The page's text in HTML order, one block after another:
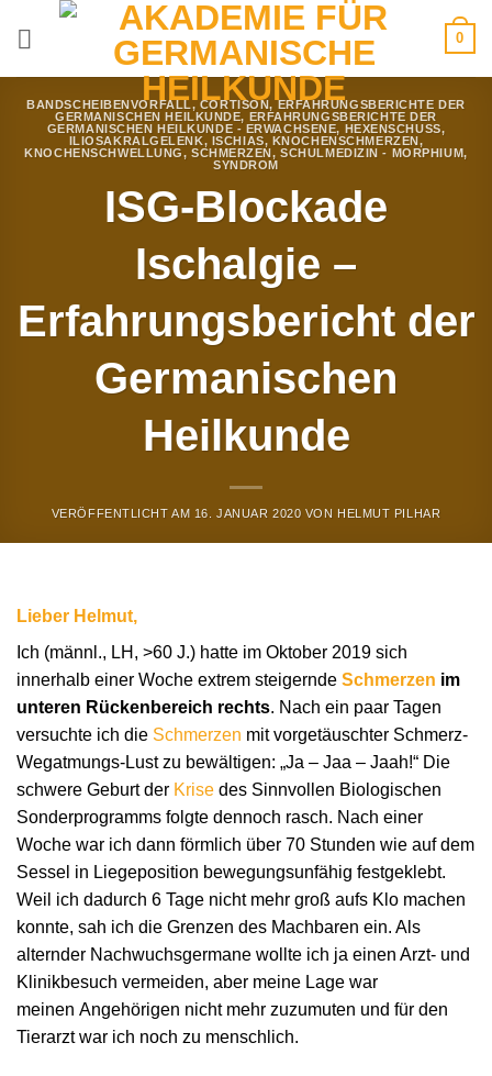
0
BANDSCHEIBENVORFALL,CORTISON,ERFAHRUNGSBERICHTE DER
GERMANISCHEN HEILKUNDE, ERFAHRUNGSBERICHTE DER
GERMANISCHEN HEILKUNDE - ERWACHSENE, HEXENSCHUSS,
ILIOSAKRALGELENK, ISCHIAS, KNOCHENSCHMERZEN,
KNOCHENSCHWELLUNG,SCHMERZEN,SCHULMEDIZIN - MORPHIUM,
SYNDROM
ISG-Blockade
Ischalgie –
Erfahrungsbericht der
Germanischen
Heilkunde
VERÖFFENTLICHT AM 16. JANUAR 2020 VON HELMUT PILHAR
Lieber Helmut,
Ich (männl., LH, >60 J.) hatte im Oktober 2019 sich
innerhalb einer Woche extrem steigernde Schmerzen im
unteren Rückenbereich rechts. Nach ein paar Tagen
versuchte ich die Schmerzen mit vorgetäuschter Schmerz-
Wegatmungs-Lust zu bewältigen: „Ja – Jaa – Jaah!“ Die
schwere Geburt der Krise des Sinnvollen Biologischen
Sonderprogramms folgte dennoch rasch. Nach einer
Woche war ich dann förmlich über 70 Stunden wie auf dem
Sessel in Liegeposition bewegungsunfähig festgeklebt.
Weil ich dadurch 6 Tage nicht mehr groß aufs Klo machen
konnte, sah ich die Grenzen des Machbaren ein. Als
alternder Nachwuchsgermane wollte ich ja einen Arzt- und
Klinikbesuch vermeiden, aber meine Lage war
meinen Angehörigen nicht mehr zuzumuten und für den
Tierarzt war ich noch zu menschlich.